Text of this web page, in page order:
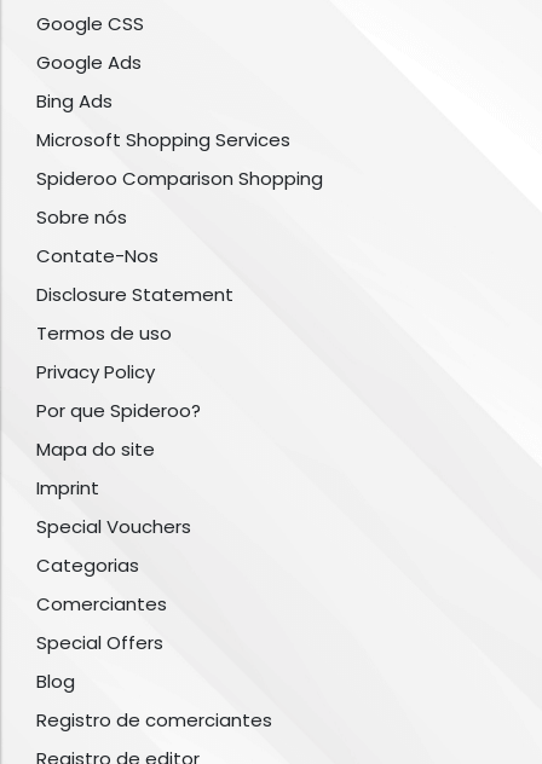
Google CSS
Google Ads
Bing Ads
Microsoft Shopping Services
Spideroo Comparison Shopping
Sobre nós
Contate-Nos
Disclosure Statement
Termos de uso
Privacy Policy
Por que Spideroo?
Mapa do site
Imprint
Special Vouchers
Categorias
Comerciantes
Special Offers
Blog
Registro de comerciantes
Registro de editor